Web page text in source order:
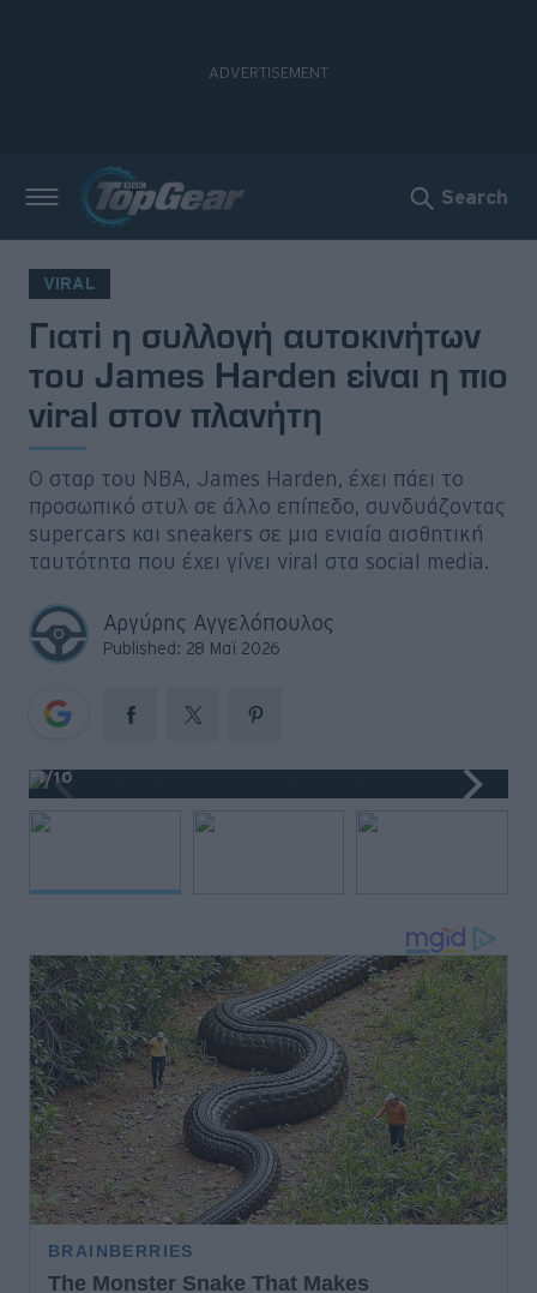
Search
VIRAL
Γιατί η συλλογή αυτοκινήτων
του James Harden είναι η πιο
viral στον πλανήτη
Ο σταρ του NBA, James Harden, έχει πάει το
προσωπικό στυλ σε άλλο επίπεδο, συνδυάζοντας
supercars και sneakers σε μια ενιαία αισθητική
ταυτότητα που έχει γίνει viral στα social media.
Αργύρης Αγγελόπουλος
Published: 28 Μαϊ 2026
1/10
Νέα
Δοκιμές
Electric
Motorsport
Viral
Big Reads
Retro
Moto
Gaming
Συνεντεύξεις